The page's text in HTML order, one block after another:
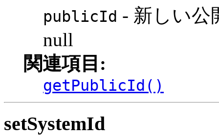
publicId - 新しい公
null
関連項目:
getPublicId()
setSystemId